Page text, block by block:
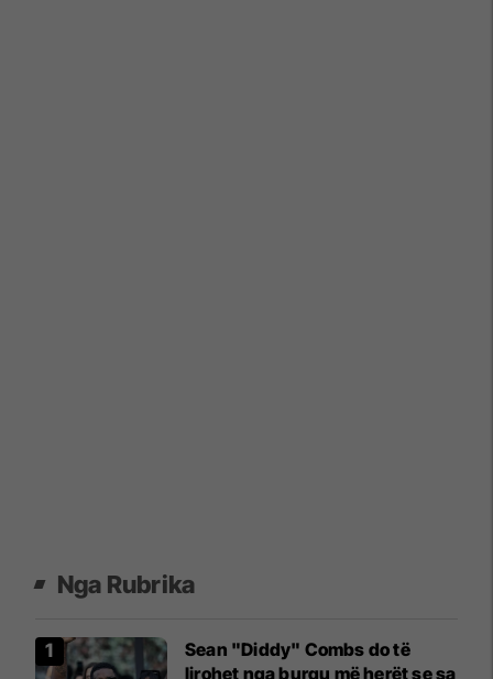
Nga Rubrika
Sean "Diddy" Combs do të
lirohet nga burgu më herët se sa